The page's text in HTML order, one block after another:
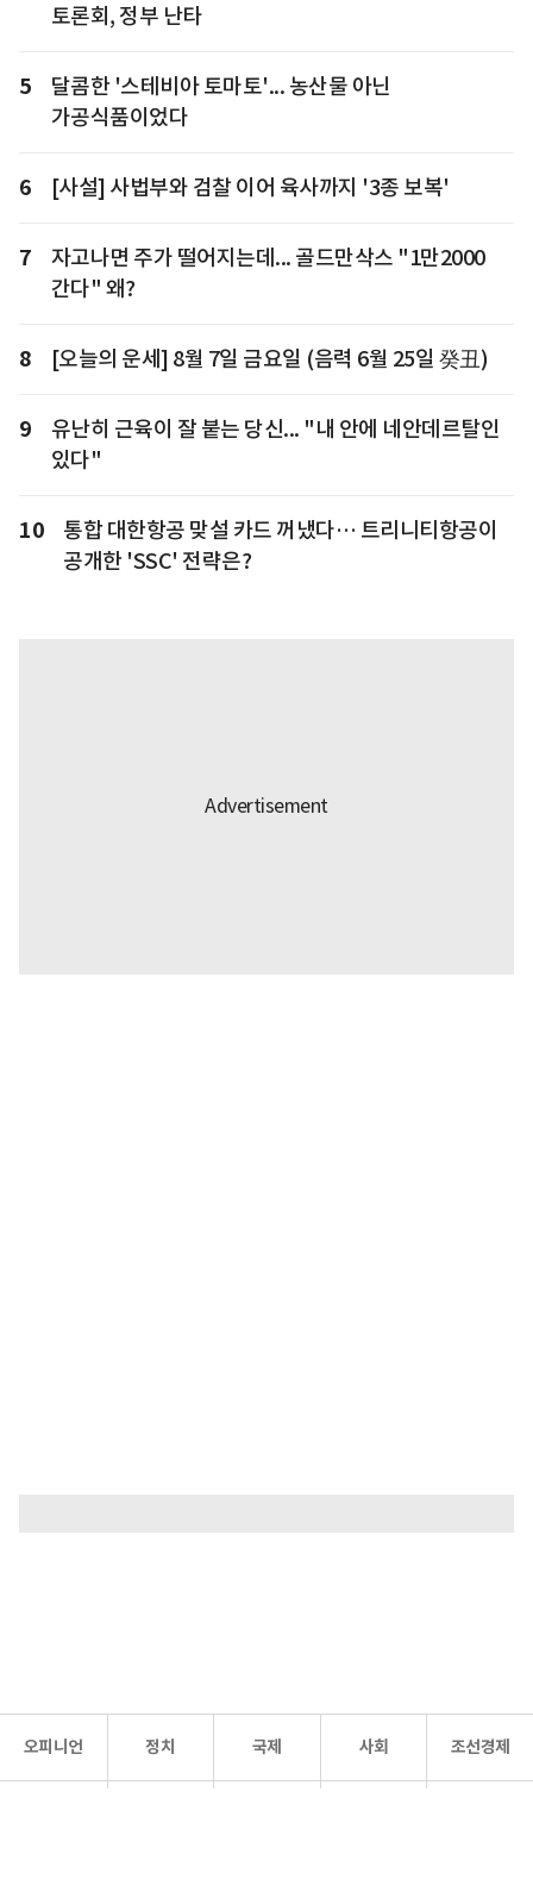
토론회, 정부 난타
5
달콤한 '스테비아 토마토'... 농산물 아닌
가공식품이었다
6 [사설] 사법부와 검찰 이어 육사까지 '3종 보복'
7
자고나면 주가 떨어지는데... 골드만삭스 "1만2000
간다" 왜?
8 [오늘의 운세] 8월 7일 금요일 (음력 6월 25일 癸丑)
9
유난히 근육이 잘 붙는 당신... "내 안에 네안데르탈인
있다"
10
통합 대한항공 맞설 카드 꺼냈다… 트리니티항공이
공개한 'SSC' 전략은?
오피니언 정치 국제 사회 조선경제